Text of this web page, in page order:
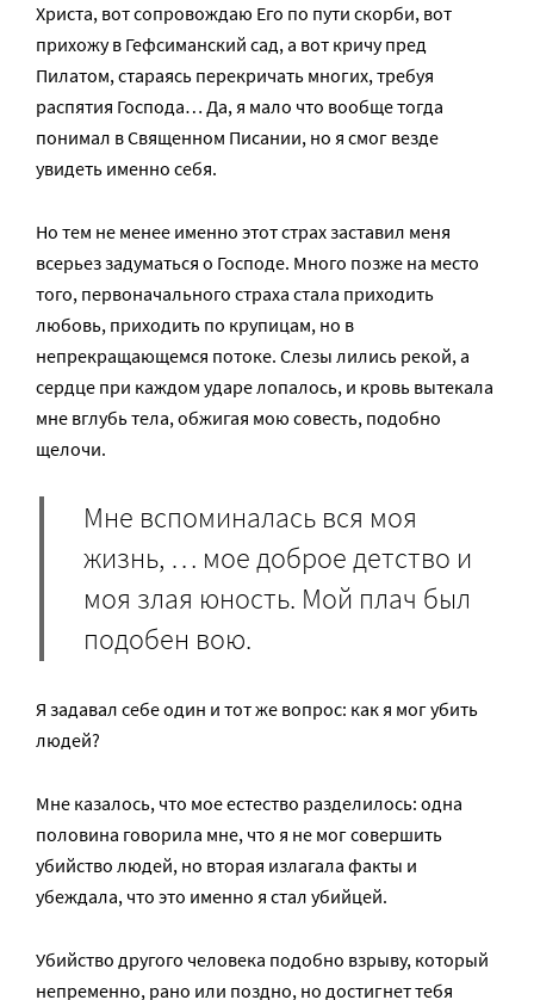
Христа, вот сопровождаю Его по пути скорби, вот
прихожу в Гефсиманский сад, а вот кричу пред
Пилатом, стараясь перекричать многих, требуя
распятия Господа… Да, я мало что вообще тогда
понимал в Священном Писании, но я смог везде
увидеть именно себя.
Но тем не менее именно этот страх заставил меня
всерьез задуматься о Господе. Много позже на место
того, первоначального страха стала приходить
любовь, приходить по крупицам, но в
непрекращающемся потоке. Слезы лились рекой, а
сердце при каждом ударе лопалось, и кровь вытекала
мне вглубь тела, обжигая мою совесть, подобно
щелочи.
Мне вспоминалась вся моя
жизнь, … мое доброе детство и
моя злая юность. Мой плач был
подобен вою.
Я задавал себе один и тот же вопрос: как я мог убить
людей?
Мне казалось, что мое естество разделилось: одна
половина говорила мне, что я не мог совершить
убийство людей, но вторая излагала факты и
убеждала, что это именно я стал убийцей.
Убийство другого человека подобно взрыву, который
непременно, рано или поздно, но достигнет тебя